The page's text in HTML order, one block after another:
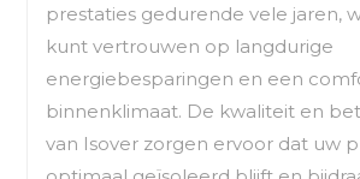
prestaties gedurende vele jaren,
kunt vertrouwen op langdurige
energiebesparingen en een
binnenklimaat. De kwaliteit en
van Isover zorgen ervoor dat uw